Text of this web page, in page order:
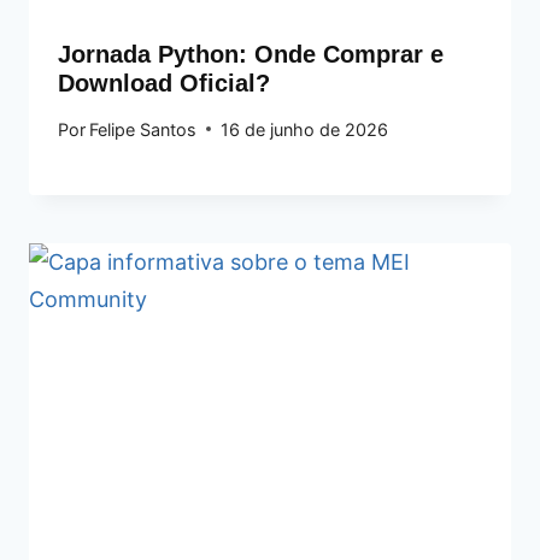
Jornada Python: Onde Comprar e
Download Oficial?
Por Felipe Santos 16 de junho de 2026